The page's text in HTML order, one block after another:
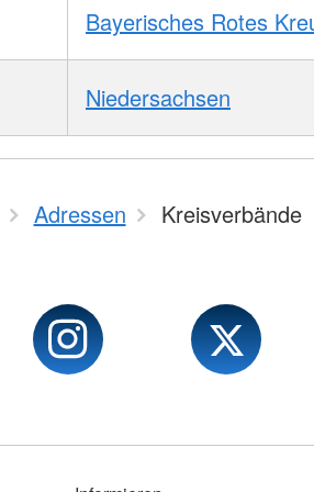
Bayerisches Rotes
Niedersachsen
Adressen Kreisverbände